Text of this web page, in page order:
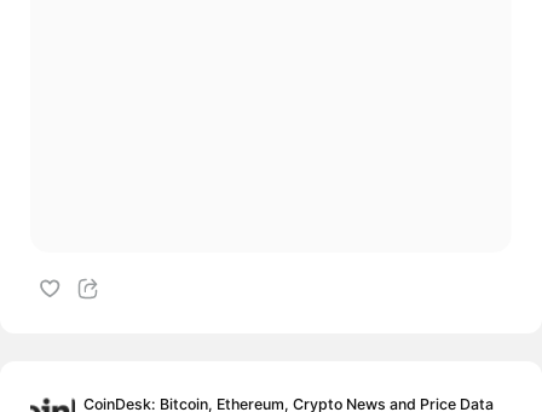
CoinDesk: Bitcoin, Ethereum, Crypto News and Price Data